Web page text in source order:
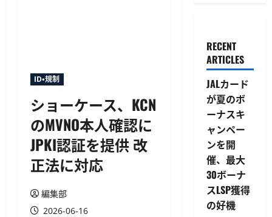
ID・規制
ショーケース、KCN
のMVNO本人確認に
JPKI認証を提供 改
正法に対応
編集部
2026-06-16
RECENT
ARTICLES
JALカード
が夏のボ
ーナスキ
ャンペー
ンを開
催、最大
30ボーナ
スLSP獲得
の好機